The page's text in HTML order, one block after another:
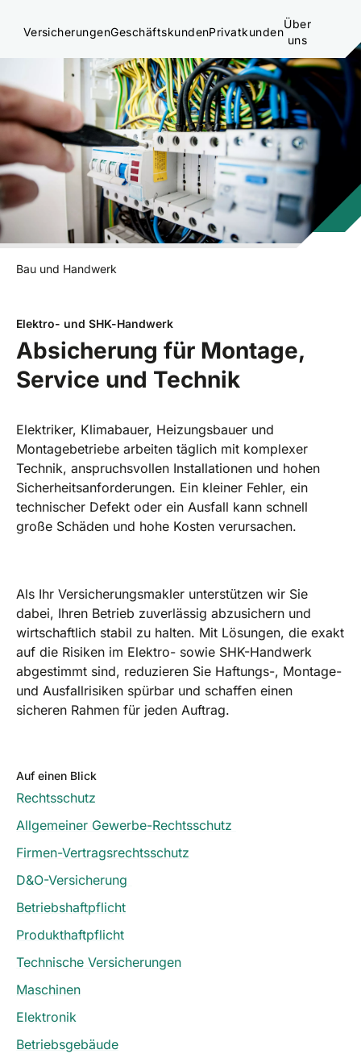
VersicherungenGeschäftskundenPrivatkunden
Über
uns
Bau und Handwerk
Elektro- und SHK-Handwerk
Absicherung für Montage,
Service und Technik
Elektriker, Klimabauer, Heizungsbauer und
Montagebetriebe arbeiten täglich mit komplexer
Technik, anspruchsvollen Installationen und hohen
Sicherheitsanforderungen. Ein kleiner Fehler, ein
technischer Defekt oder ein Ausfall kann schnell
große Schäden und hohe Kosten verursachen.
Als Ihr Versicherungsmakler unterstützen wir Sie
dabei, Ihren Betrieb zuverlässig abzusichern und
wirtschaftlich stabil zu halten. Mit Lösungen, die exakt
auf die Risiken im Elektro- sowie SHK-Handwerk
abgestimmt sind, reduzieren Sie Haftungs-, Montage-
und Ausfallrisiken spürbar und schaffen einen
sicheren Rahmen für jeden Auftrag.
Auf einen Blick
Rechtsschutz
Allgemeiner Gewerbe-Rechtsschutz
Firmen-Vertragsrechtsschutz
D&O-Versicherung
Betriebshaftpflicht
Produkthaftpflicht
Technische Versicherungen
Maschinen
Elektronik
Betriebsgebäude